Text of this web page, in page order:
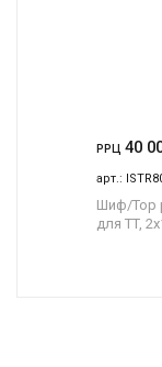
РРЦ 40
арт.:
Шиф/Тор
для TT,